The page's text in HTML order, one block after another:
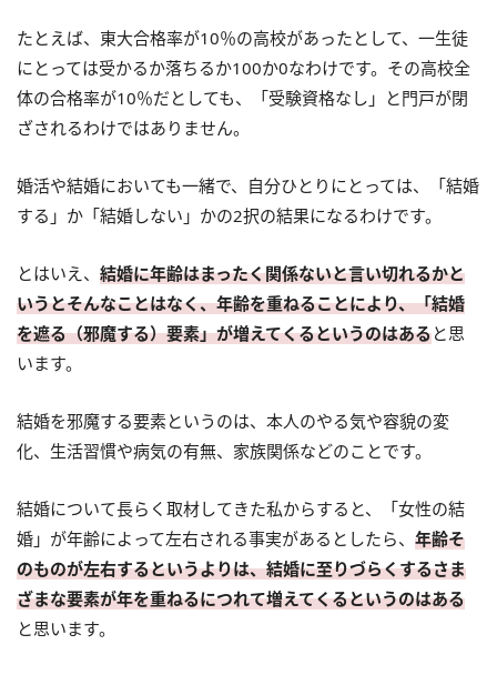
たとえば、東大合格率が10％の高校があったとして、一生徒
にとっては受かるか落ちるか100か0なわけです。その高校全
体の合格率が10％だとしても、「受験資格なし」と門戸が閉
ざされるわけではありません。
婚活や結婚においても一緒で、自分ひとりにとっては、「結婚
する」か「結婚しない」かの2択の結果になるわけです。
とはいえ、 結婚に年齢はまったく関係ないと言い切れるかと
いうとそんなことはなく、年齢を重ねることにより、「結婚
を遮る（邪魔する）要素」が増えてくるというのはあると思
います。
結婚を邪魔する要素というのは、本人のやる気や容貌の変
化、生活習慣や病気の有無、家族関係などのことです。
結婚について長らく取材してきた私からすると、「女性の結
婚」が年齢によって左右される事実があるとしたら、 年齢そ
のものが左右するというよりは、結婚に至りづらくするさま
ざまな要素が年を重ねるにつれて増えてくるというのはある
と思います。